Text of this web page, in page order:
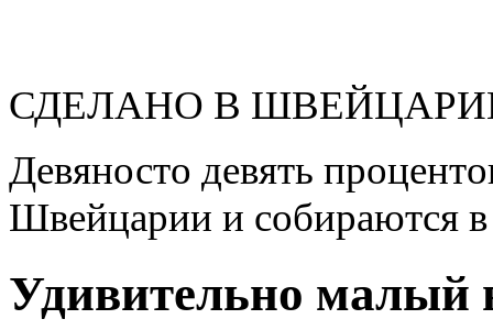
СДЕЛАНО В ШВЕЙЦАРИИ -
Девяносто девять
Швейцарии и собираются в
Удивительно малый